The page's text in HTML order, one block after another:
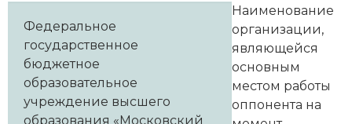
Федеральное
государственное
бюджетное
образовательное
учреждение высшего
образования «Московский
Наименование
организации,
являющейся
основным
местом работы
оппонента на